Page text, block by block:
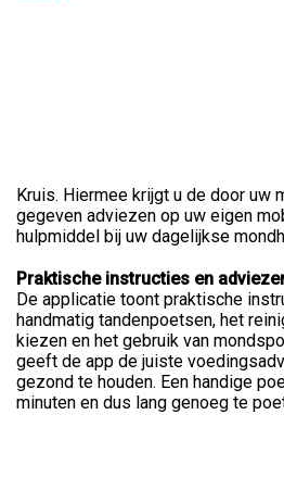
Kruis. Hiermee krijgt u de door uw
gegeven adviezen op uw eigen
hulpmiddel bij uw dagelijkse
Praktische instructies en
De applicatie toont praktische
handmatig tandenpoetsen, het
kiezen en het gebruik van
geeft de app de juiste
gezond te houden. Een handige
minuten en dus lang genoeg te